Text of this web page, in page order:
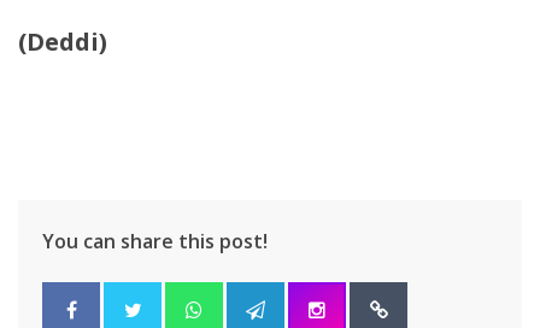
(Deddi)
You can share this post!